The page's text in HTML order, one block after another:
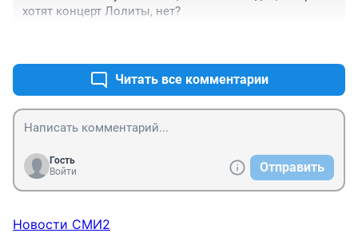
хотят концерт Лолиты, нет?
Читать все комментарии
Гость
Войти
Отправить
Новости СМИ2